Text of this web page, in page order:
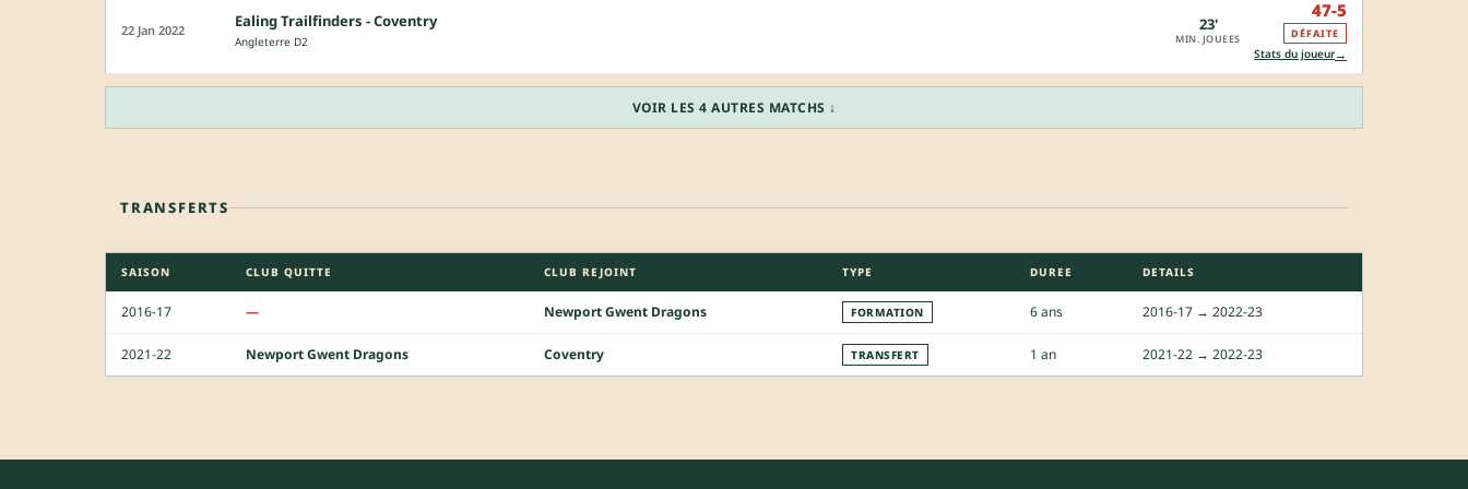
22 Jan 2022 Ealing Trailfinders - Coventry
Angleterre D2
23'
MIN. JOUEES
47-5
DÉFAITE
Stats du joueur→
VOIR LES 4 AUTRES MATCHS ↓
TRANSFERTS
SAISON CLUB QUITTE CLUB REJOINT TYPE DUREE DETAILS
2016-17 — Newport Gwent Dragons FORMATION 6 ans 2016-17 → 2022-23
2021-22 Newport Gwent Dragons Coventry TRANSFERT 1 an 2021-22 → 2022-23